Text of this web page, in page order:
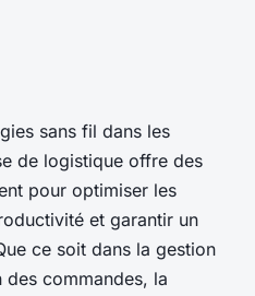
sans fil dans les
de logistique offre des
pour optimiser les
et garantir un
ce soit dans la gestion
commandes, la